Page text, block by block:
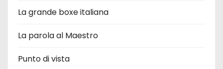
La grande boxe italiana
La parola al Maestro
Punto di vista